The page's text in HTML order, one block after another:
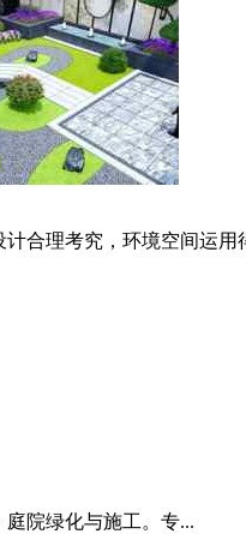
合理考究，环境空间运
院绿化与施工。专...